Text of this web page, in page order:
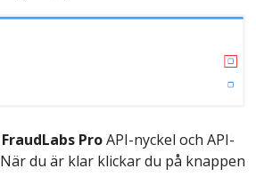
FraudLabs ProAPI-nyckel och API-
du är klar klickar du på knappen